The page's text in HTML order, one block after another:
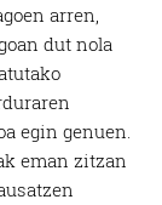
arren,
dut nola
egin genuen.
eman zitzan